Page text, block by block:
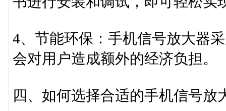
4、节能环保：手机信号放大器
会对用户造成额外的经济负担。
四、如何选择合适的手机信号放